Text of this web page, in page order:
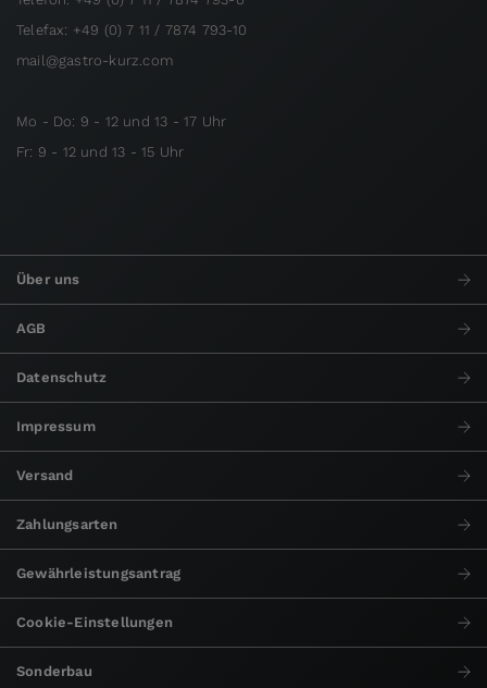
Telefax: +49 (0) 7 11 / 7874 793-10
mail@gastro-kurz.com
Mo - Do: 9 - 12 und 13 - 17 Uhr
Fr: 9 - 12 und 13 - 15 Uhr
Über uns
AGB
Datenschutz
Impressum
Versand
Zahlungsarten
Gewährleistungsantrag
Cookie-Einstellungen
Sonderbau